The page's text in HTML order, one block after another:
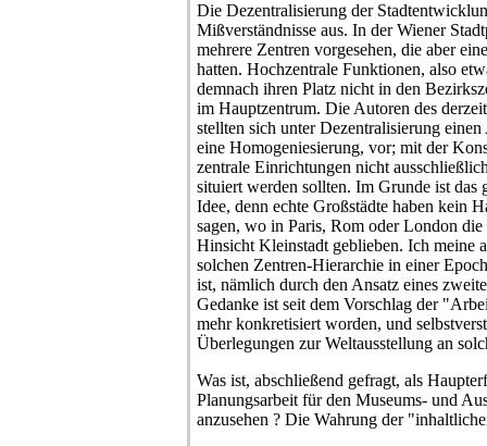
Die Dezentralisierung der
Mißverständnisse aus. In der Wiener
mehrere Zentren vorgesehen, die aber
hatten. Hochzentrale Funktionen, also
demnach ihren Platz nicht in den
im Hauptzentrum. Die Autoren des
stellten sich unter Dezentralisierung
eine Homogeniesierung, vor; mit der
zentrale Einrichtungen nicht
situiert werden sollten. Im Grunde ist das
Idee, denn echte Großstädte haben kein
sagen, wo in Paris, Rom oder London
Hinsicht Kleinstadt geblieben. Ich meine
solchen Zentren-Hierarchie in einer
ist, nämlich durch den Ansatz eines
Gedanke ist seit dem Vorschlag der
mehr konkretisiert worden, und
Überlegungen zur Weltausstellung an
Was ist, abschließend gefragt, als
Planungsarbeit für den Museums- und
anzusehen ? Die Wahrung der